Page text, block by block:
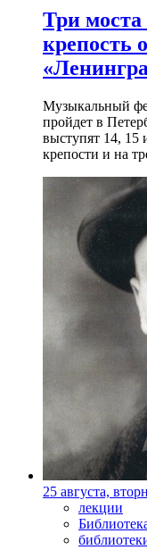
Три
крепость
Музыкальный
пройдет в
выступят 14, 15
крепости и на
25 августа,
лекции